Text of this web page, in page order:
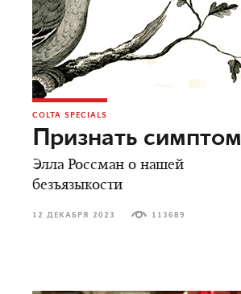
COLTA SPECIALS
Признать симптом
Элла Россман о нашей
безъязыкости
12 ДЕКАБРЯ 2023 113689